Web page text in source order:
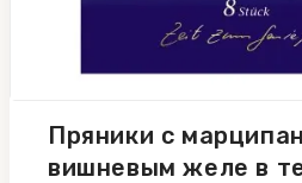
Пряники с
вишневым желе в